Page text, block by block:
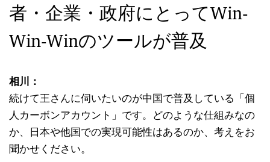
者・企業・政府にとってWin-
Win-Winのツールが普及
相川：
続けて王さんに伺いたいのが中国で普及している「個
人カーボンアカウント」です。どのような仕組みなの
か、日本や他国での実現可能性はあるのか、考えをお
聞かせください。